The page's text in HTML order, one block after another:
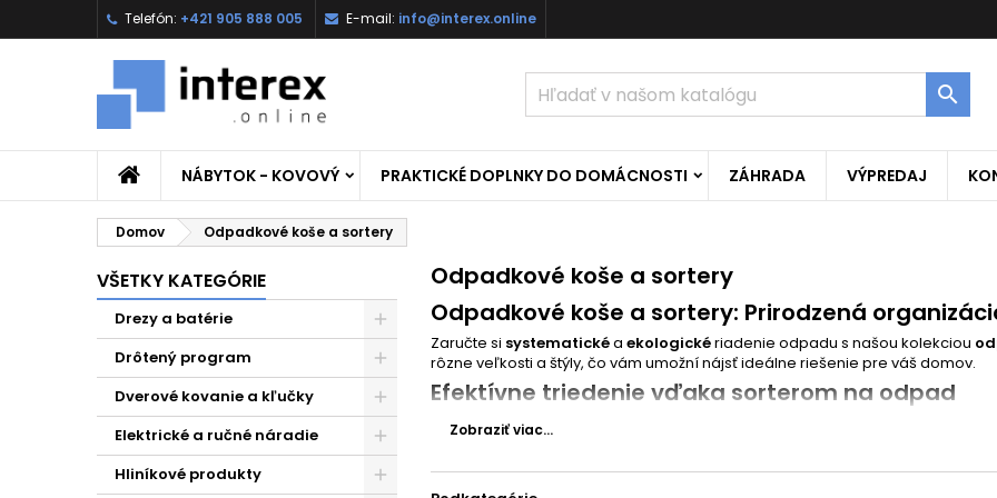
Telefón: +421 905 888 005 E-mail: info@interex.online

NÁBYTOK - KOVOVÝ PRAKTICKÉ DOPLNKY DO DOMÁCNOSTI ZÁHRADA VÝPREDAJ
Domov Odpadkové koše a sortery
VŠETKY KATEGÓRIE
Drezy a batérie
Drôtený program
Dverové kovanie a kľučky
Elektrické a ručné náradie
Hliníkové produkty
Odpadkové koše a sortery
Odpadkové koše a sortery: Prirodzená
Zaručte si systematickéa ekologickériadenie odpadu s našou kolekciou
rôzne veľkosti a štýly, čo vám umožní nájsť ideálne riešenie pre váš domov.
Efektívne triedenie vďaka sorterom na odpad
S našimikošmi do zásuviek
Spojenie funkčnosti a elegancie
Zobraziť viac...